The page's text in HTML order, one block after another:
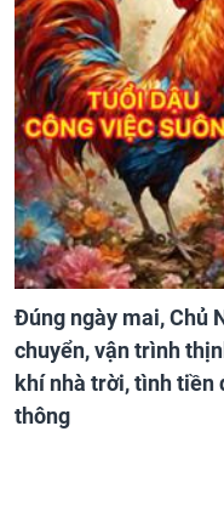
Đúng ngày mai, Chủ
chuyển, vận trình
khí nhà trời, tình tiền
thông